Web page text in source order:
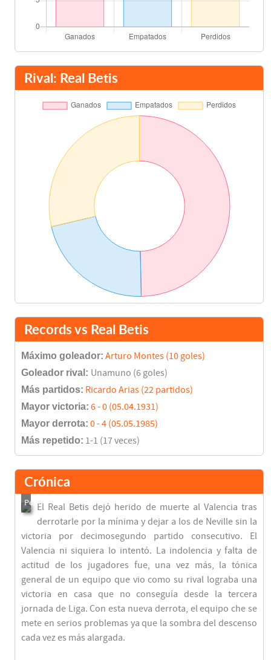
Adán 74'
75'
Wilfried Zahibo
76'
Montoya
José Luis Gayá
Digard
Rubén Castro
Final del partido 91'
Rival: Real Betis
Records vs Real Betis
Máximo goleador: Arturo Montes (10 goles)
Goleador rival: Unamuno (6 goles)
Más partidos: Ricardo Arias (22 partidos)
Mayor victoria: 6 - 0 (05.04.1931)
Mayor derrota: 0 - 4 (05.05.1985)
Más repetido: 1-1 (17 veces)
Crónica
El Real Betis dejó herido de muerte al Valencia tras
derrotarle por la mínima y dejar a los de Neville sin la
victoria por decimosegundo partido consecutivo. El
Valencia ni siquiera lo intentó. La indolencia y falta de
actitud de los jugadores fue, una vez más, la tónica
general de un equipo que vio como su rival lograba una
victoria en casa que no conseguía desde la tercera
jornada de Liga. Con esta nueva derrota, el equipo che se
mete en serios problemas ya que la sombra del descenso
cada vez es más alargada.